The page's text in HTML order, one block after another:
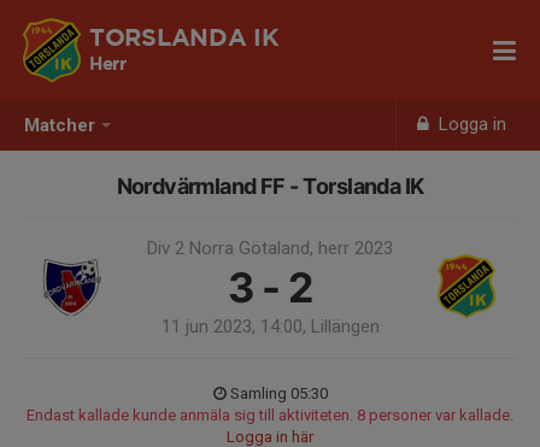
Matcher Logga in
TORSLANDA IK
Herr
Nordvärmland FF - Torslanda IK
Div 2 Norra Götaland, herr 2023
3 - 2
11 jun 2023, 14:00, Lillängen
Samling 05:30
Endast kallade kunde anmäla sig till aktiviteten. 8 personer var kallade.
Logga in här